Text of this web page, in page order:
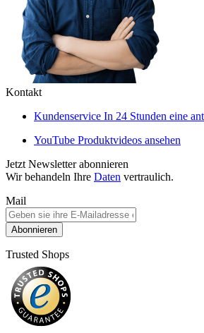
Kontakt
Kundenservice In 24 Stunden eine
YouTube Produktvideos ansehen
Jetzt Newsletter abonnieren
Wir behandeln Ihre Daten vertraulich.
Mail
Abonnieren
Trusted Shops